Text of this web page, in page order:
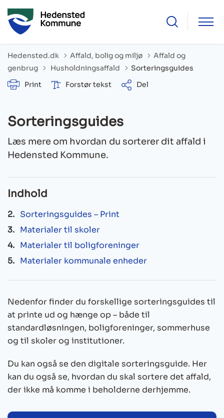
Hedensted.dk Affald, bolig og miljø
Affald og
genbrug
Tilbage til
Husholdningsaffald
Sorteringsguides
Print
Forstør tekst Del
Sorteringsguides
Læs mere om hvordan du sorterer dit affald i
Hedensted Kommune.
Indhold
Sorteringsguides – Print
Materialer til skoler
Materialer til boligforeninger
Materialer kommunale enheder
Nedenfor finder du forskellige sorteringsguides til
at printe ud og hænge op – både til
standardløsningen, boligforeninger, sommerhuse
og til skoler og institutioner.
Du kan også se den digitale sorteringsguide. Her
kan du også se, hvordan du skal sortere det affald,
der ikke må komme i beholderne derhjemme.